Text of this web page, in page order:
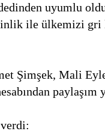
uyumlu
ile ülkemizi gri
Şimşek, Mali
paylaşım